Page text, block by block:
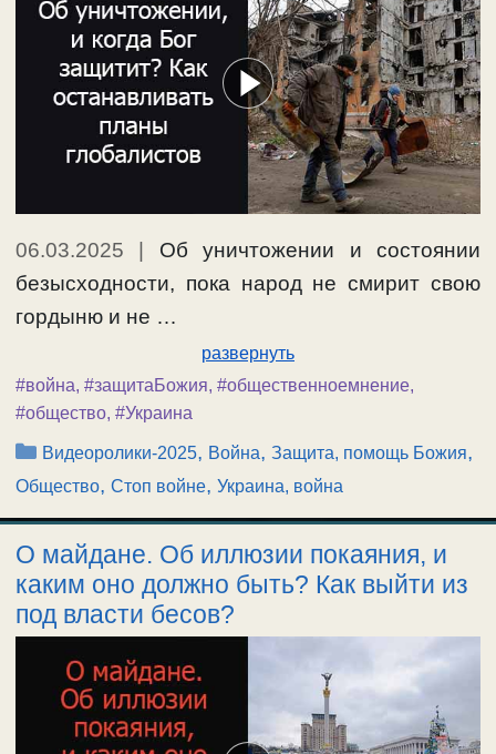
06.03.2025
Об уничтожении и состоянии
безысходности, пока народ не смирит свою
гордыню и не …
развернуть
#война, #защитаБожия, #общественноемнение,
#общество, #Украина
Рубрики
Видеоролики-2025, Война,Защита, помощь Божия,
Общество, Стоп войне, Украина, война
О майдане. Об иллюзии покаяния, и
каким оно должно быть? Как выйти из
под власти бесов?